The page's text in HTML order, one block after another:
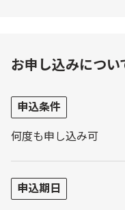
お申し込みについ
申込条件
何度も申し込み可
申込期日